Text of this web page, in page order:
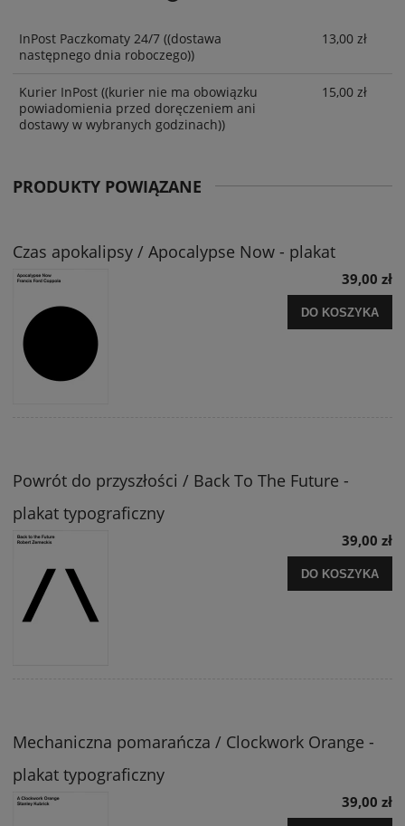
InPost Paczkomaty 24/7 ((dostawa
następnego dnia roboczego))
13,00 zł
Kurier InPost ((kurier nie ma obowiązku
powiadomienia przed doręczeniem ani
dostawy w wybranych godzinach))
15,00 zł
PRODUKTY POWIĄZANE
Czas apokalipsy / Apocalypse Now - plakat
39,00 zł
DO KOSZYKA
Powrót do przyszłości / Back To The Future -
plakat typograficzny
39,00 zł
DO KOSZYKA
Mechaniczna pomarańcza / Clockwork Orange -
plakat typograficzny
39,00 zł